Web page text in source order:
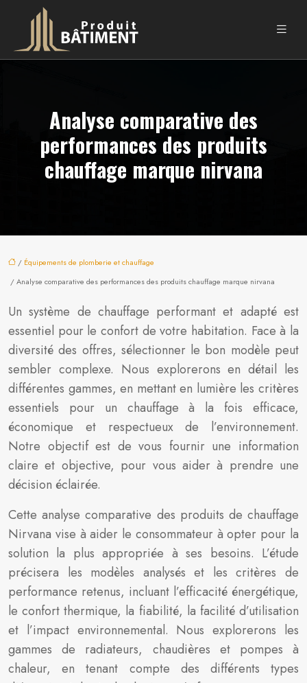
Analyse comparative des
performances des produits
chauffage marque nirvana
/ Équipements de plomberie et chauffage
/ Analyse comparative des performances des produits chauffage marque nirvana
Un système de chauffage performant et adapté est
essentiel pour le confort de votre habitation. Face à la
diversité des offres, sélectionner le bon modèle peut
sembler complexe. Nous explorerons en détail les
différentes gammes, en mettant en lumière les critères
essentiels pour un chauffage à la fois efficace,
économique et respectueux de l’environnement.
Notre objectif est de vous fournir une information
claire et objective, pour vous aider à prendre une
décision éclairée.
Cette analyse comparative des produits de chauffage
Nirvana vise à aider le consommateur à opter pour la
solution la plus appropriée à ses besoins. L’étude
précisera les modèles analysés et les critères de
performance retenus, incluant l’efficacité énergétique,
le confort thermique, la fiabilité, la facilité d’utilisation
et l’impact environnemental. Nous explorerons les
gammes de radiateurs, chaudières et pompes à
chaleur, en tenant compte des différents types